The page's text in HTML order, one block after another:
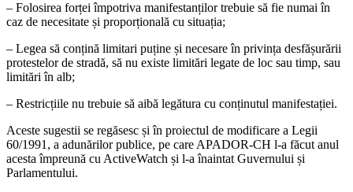
– Folosirea forței împotriva manifestanților trebuie să fie numai în
caz de necesitate și proporțională cu situația;
– Legea să conțină limitari puține și necesare în privința desfășurării
protestelor de stradă, să nu existe limitări legate de loc sau timp, sau
limitări în alb;
– Restricțiile nu trebuie să aibă legătura cu conținutul manifestației.
Aceste sugestii se regăsesc și în proiectul de modificare a Legii
60/1991, a adunărilor publice, pe care APADOR-CH l-a făcut anul
acesta împreună cu ActiveWatch și l-a înaintat Guvernului și
Parlamentului.